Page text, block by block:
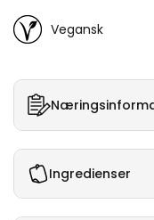
Vegansk
Ingredienser